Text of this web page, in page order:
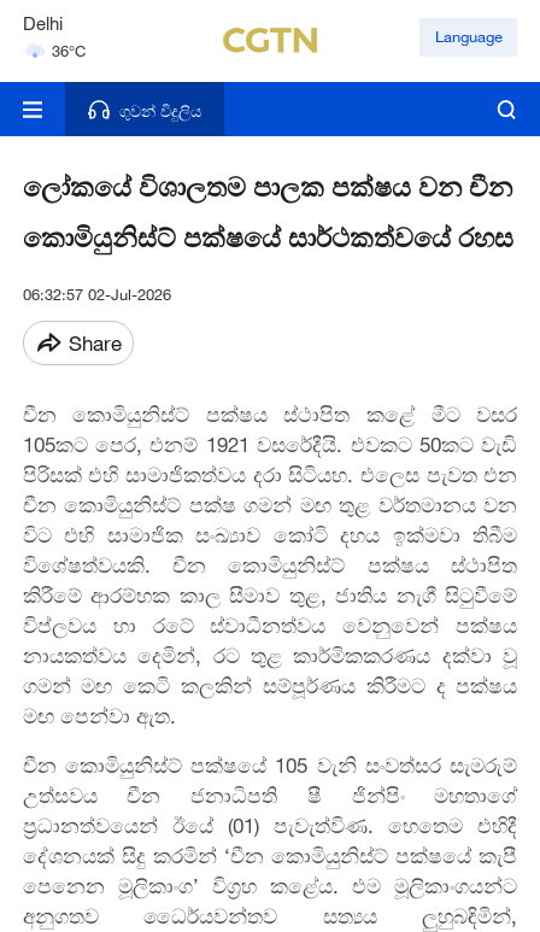
Delhi
36°C
Hyderabad
Language
ගුවන් විදුලිය
ලෝකයේ විශාලතම පාලක පක්ෂය වන චීන
කොමියුනිස්ට් පක්ෂයේ සාර්ථකත්වයේ රහස
06:32:57 02-Jul-2026
Share
චීන කොමියුනිස්ට් පක්ෂය ස්ථාපිත කළේ මීට වසර
105කට පෙර, එනම් 1921 වසරේදීයි. එවකට 50කට වැඩි
පිරිසක් එහි සාමාජිකත්වය දරා සිටියහ. එලෙස පැවත එන
චීන කොමියුනිස්ට් පක්ෂ ගමන් මඟ තුළ වර්තමානය වන
විට එහි සාමාජික සංඛ්‍යාව කෝටි දහය ඉක්මවා තිබීම
විශේෂත්වයකි. චීන කොමියුනිස්ට් පක්ෂය ස්ථාපිත
කිරීමේ ආරම්භක කාල සීමාව තුළ, ජාතිය නැගී සිටුවීමේ
විප්ලවය හා රටේ ස්වාධීනත්වය වෙනුවෙන් පක්ෂය
නායකත්වය දෙමින්, රට තුළ කාර්මිකකරණය දක්වා වූ
ගමන් මඟ කෙටි කලකින් සම්පූර්ණය කිරීමට ද පක්ෂය
මඟ පෙන්වා ඇත.
චීන කොමියුනිස්ට් පක්ෂයේ 105 වැනි සංවත්සර සැමරුම්
උත්සවය චීන ජනාධිපති ෂී ජින්පිං මහතාගේ
ප්‍රධානත්වයෙන් ඊයේ (01) පැවැත්විණ. හෙතෙම එහිදී
දේශනයක් සිදු කරමින් ‘චීන කොමියුනිස්ට් පක්ෂයේ කැපී
පෙනෙන මූලිකාංග’ විග්‍රහ කළේය. එම මූලිකාංගයන්ට
අනුගතව ධෛර්යවන්තව සත්‍යය ලුහුබඳිමින්,